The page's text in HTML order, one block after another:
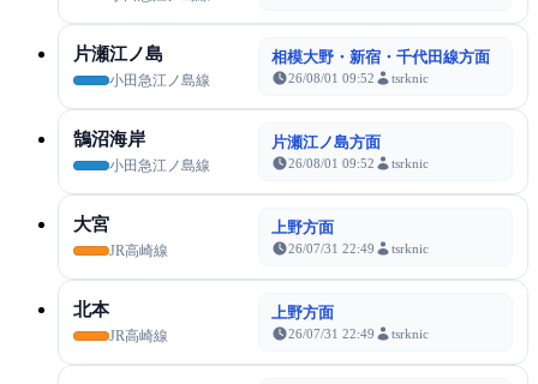
片瀬江ノ島
小田急江ノ島線
相模大野・新宿・千代田線方面
26/08/01 09:52 tsrknic
鵠沼海岸
小田急江ノ島線
片瀬江ノ島方面
26/08/01 09:52 tsrknic
大宮
JR高崎線
上野方面
26/07/31 22:49 tsrknic
北本
JR高崎線
上野方面
26/07/31 22:49 tsrknic